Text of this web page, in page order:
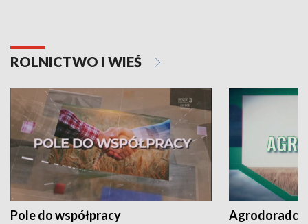
ROLNICTWO I WIEŚ
Pole do współpracy Agrodoradcy